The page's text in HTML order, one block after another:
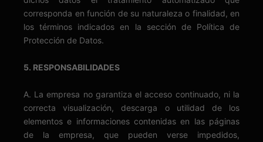
corresponda en función de su naturaleza o finalidad, en
los términos indicados en la sección de Política de
Protección de Datos.
5. RESPONSABILIDADES
A. La empresa no garantiza el acceso continuado, ni la
correcta visualización, descarga o utilidad de los
elementos e informaciones contenidas en las páginas
de la empresa, que pueden verse impedidos,